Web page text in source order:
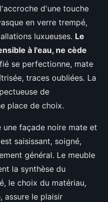
d'une touche
en verre trempé,
luxueuses. Le
à l'eau, ne cède
se perfectionne, mate
traces oubliées. La
de
place de choix.
façade noire mate et
saisissant, soigné,
général. Le meuble
la synthèse du
le choix du matériau,
assure le plaisir